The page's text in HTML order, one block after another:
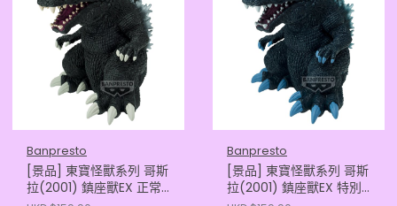
Banpresto
[景品] 東寶怪獸系列 哥斯
拉(2001) 鎮座獸EX 正常
Banpresto
[景品] 東寶怪獸系列 哥斯
拉(2001) 鎮座獸EX 特別